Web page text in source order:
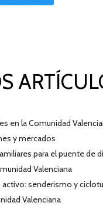
en la Comunidad
y mercados
para el puente de
Valenciana
activo: senderismo y
Valenciana